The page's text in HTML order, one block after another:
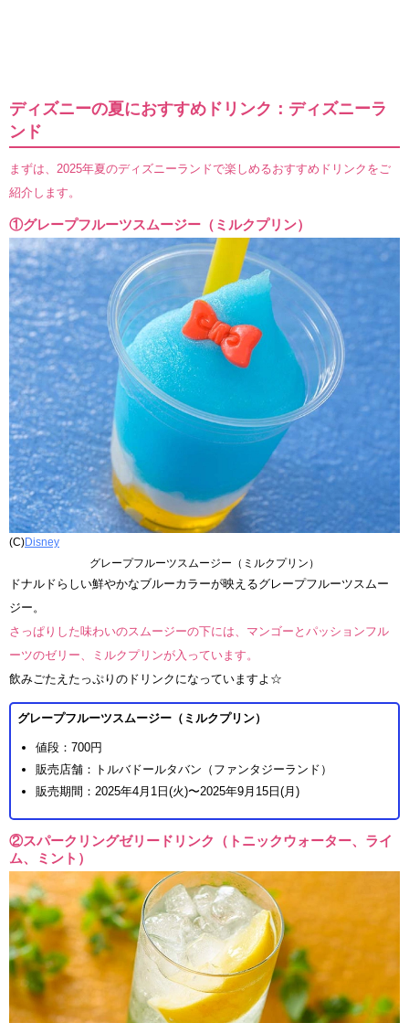
ディズニーの夏におすすめドリンク：ディズニーラ
ンド
まずは、2025年夏のディズニーランドで楽しめるおすすめドリンクをご
紹介します。
①グレープフルーツスムージー（ミルクプリン）
(C)Disney
グレープフルーツスムージー（ミルクプリン）
ドナルドらしい鮮やかなブルーカラーが映えるグレープフルーツスムー
ジー。
さっぱりした味わいのスムージーの下には、マンゴーとパッションフル
ーツのゼリー、ミルクプリンが入っています。
飲みごたえたっぷりのドリンクになっていますよ☆
グレープフルーツスムージー（ミルクプリン）
値段：700円
販売店舗：トルバドールタバン（ファンタジーランド）
販売期間：2025年4月1日(火)〜2025年9月15日(月)
②スパークリングゼリードリンク（トニックウォーター、ライ
ム、ミント）